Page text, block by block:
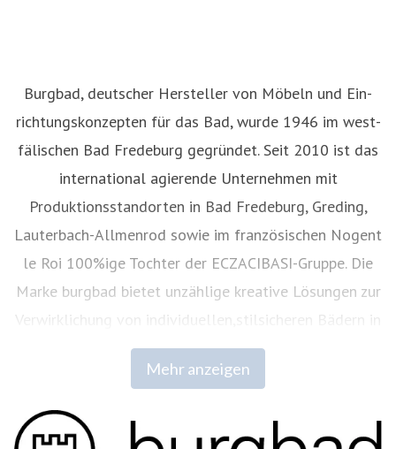
Burgbad, deutscher Hersteller von Möbeln und Ein­
richtungskonzepten für das Bad, wurde 1946 im west­
fälischen Bad Fredeburg gegründet. Seit 2010 ist das
international agierende Unternehmen mit
Produktionsstandorten in Bad Fredeburg, Greding,
Lauterbach-Allmenrod sowie im französischen Nogent
le Roi 100%ige Tochter der ECZACIBASI­-Gruppe. Die
Marke burgbad bie­tet unzählige kreative Lösungen zur
Verwirklichung von individuellen,stilsicheren Bädern in
hoher ästhetischer und technischer
Qualität.www.burgbad.com
Mehr anzeigen